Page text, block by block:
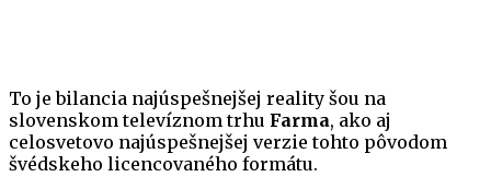
To je bilancia najúspešnejšej reality šou na
slovenskom televíznom trhu Farma, ako aj
celosvetovo najúspešnejšej verzie tohto pôvodom
švédskeho licencovaného formátu.